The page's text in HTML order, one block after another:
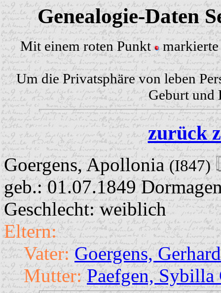
Genealogie-Daten
Mit einem roten Punkt markierte
Um die Privatsphäre von leben
Geburt und
zurück
Goergens, Apollonia(I847)
geb.: 01.07.1849
Geschlecht: weiblich
Eltern:
Vater: Goergens,
Mutter: Paefgen,